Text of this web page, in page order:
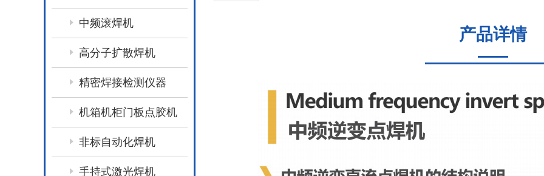
中频滚焊机
高分子扩散焊机
精密焊接检测仪器
机箱机柜门板点胶机
非标自动化焊机
手持式激光焊机
产品详情